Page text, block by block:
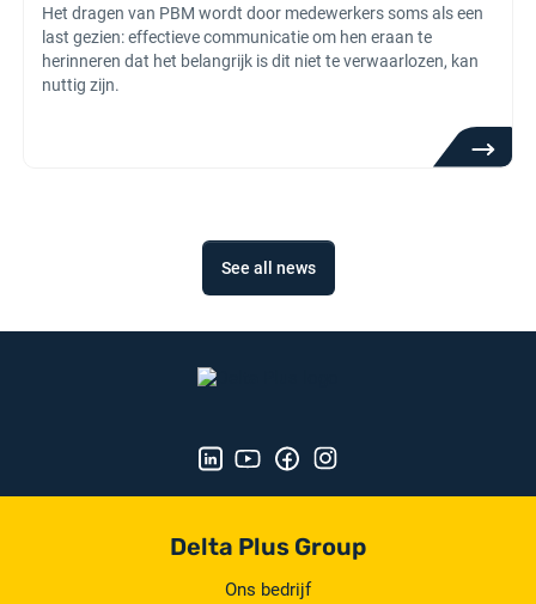
Het dragen van PBM wordt door medewerkers soms als een
last gezien: effectieve communicatie om hen eraan te
herinneren dat het belangrijk is dit niet te verwaarlozen, kan
nuttig zijn.
See all news
Delta Plus Group
Ons bedrijf